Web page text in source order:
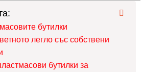
бутилки
легло със собствени
бутилки за